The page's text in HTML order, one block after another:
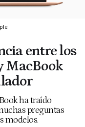
entre los
MacBook
ha traído
preguntas
modelos.